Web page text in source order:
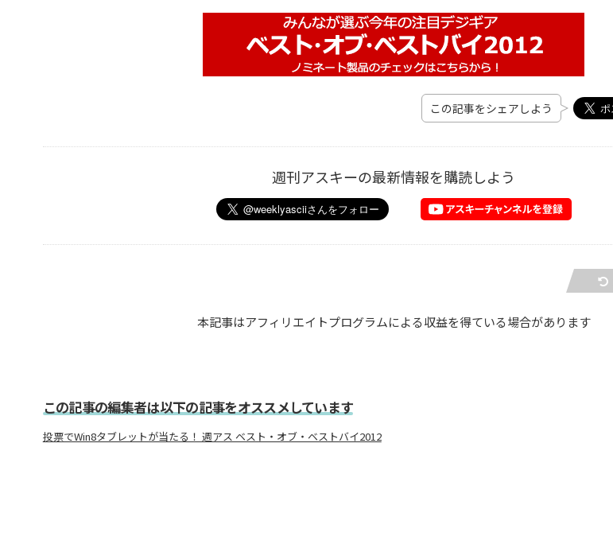
この記事をシェアしよう
週刊アスキーの最新情報を購読しよう
本記事はアフィリエイトプログラムによる収益を得ている場合があります
この記事の編集者は以下の記事をオススメしています
投票でWin8タブレットが当たる！ 週アス ベスト・オブ・ベストバイ2012